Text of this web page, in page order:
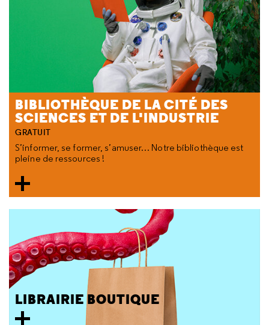
BIBLIOTHÈQUE DE LA CITÉ DES
SCIENCES ET DE L'INDUSTRIE
GRATUIT
S’informer, se former, s’amuser… Notre bibliothèque est
pleine de ressources !
LIBRAIRIE BOUTIQUE